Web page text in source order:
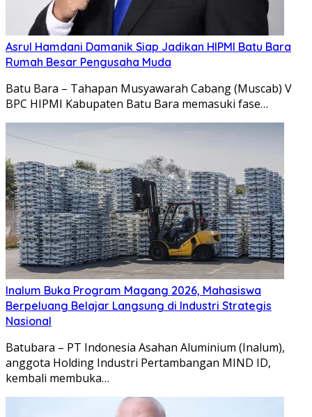
Asrul Hamdani Damanik Siap Jadikan HIPMI Batu Bara
Rumah Besar Pengusaha Muda
Batu Bara – Tahapan Musyawarah Cabang (Muscab) V
BPC HIPMI Kabupaten Batu Bara memasuki fase…
Inalum Buka Program Magang 2026, Mahasiswa
Berpeluang Belajar Langsung di Industri Strategis
Nasional
Batubara – PT Indonesia Asahan Aluminium (Inalum),
anggota Holding Industri Pertambangan MIND ID,
kembali membuka…